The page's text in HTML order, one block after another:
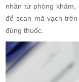
nhân từ phòng
để scan mã vạch
đúng thuốc.